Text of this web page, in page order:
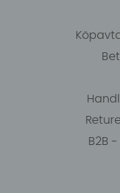
B2B